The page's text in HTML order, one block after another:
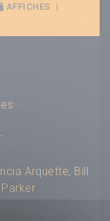
AFFICHES
|
Arquette, Bill